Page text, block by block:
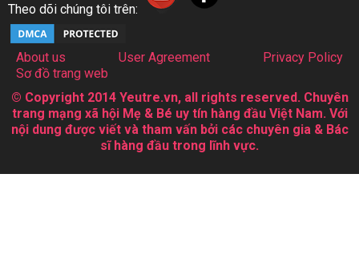
Theo dõi chúng tôi trên:
About us User Agreement
Privacy Policy
Sơ đồ trang web
© Copyright 2014 Yeutre.vn, all rights reserved. Chuyên
trang mạng xã hội Mẹ & Bé uy tín hàng đầu Việt Nam. Với
nội dung được viết và tham vấn bởi các chuyên gia & Bác
sĩ hàng đầu trong lĩnh vực.